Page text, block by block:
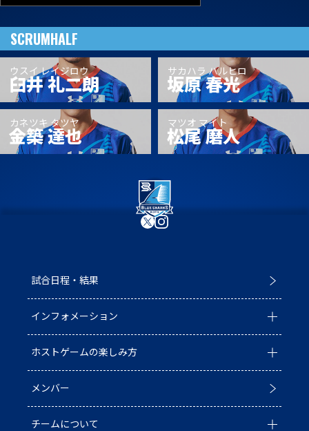
SCRUMHALF
ウスイ レイジロウ
臼井 礼二朗
サカハラ ハルヒロ
坂原 春光
カネツキ タツヤ
金築 達也
マツオ マイト
松尾 磨人
普及活動
第6戦ホストゲーム
青鮫祭り2026
第4戦ホストゲーム
第2戦ホストゲーム
第1戦ホストゲーム
チームの歴史
ホストのご案内
ファンクラブ
チケット
パートナー
プライバシーポリシー
試合日程・結果
インフォメーション
全ての記事
イベント
お知らせ
ホストゲームの楽しみ方
ホストゲームについて
D1/D2入替戦
メンバー
チームについて